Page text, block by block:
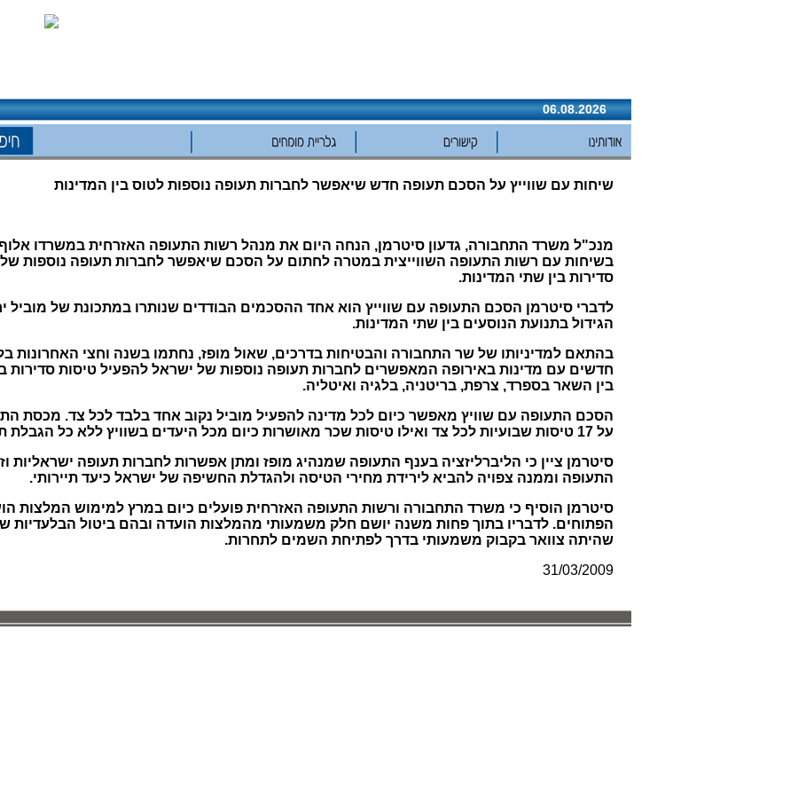
06.08.2026
שיחות עם שווייץ על הסכם תעופה חדש שיאפשר לחברות תעופה נוספות לטוס בין המדינות
מנכ"ל משרד התחבורה, גדעון סיטרמן, הנחה היום את מנהל רשות התעופה האזרחית במשרדו אלוף
בשיחות עם רשות התעופה השווייצית במטרה לחתום על הסכם שיאפשר לחברות תעופה נוספות של
סדירות בין שתי המדינות.
לדברי סיטרמן הסכם התעופה עם שווייץ הוא אחד ההסכמים הבודדים שנותרו במתכונת של מוביל
הגידול בתנועת הנוסעים בין שתי המדינות.
בהתאם למדיניותו של שר התחבורה והבטיחות בדרכים, שאול מופז, נחתמו בשנה וחצי האחרונות
חדשים עם מדינות באירופה המאפשרים לחברות תעופה נוספות של ישראל להפעיל טיסות סדירות
בין השאר בספרד, צרפת, בריטניה, בלגיה ואיטליה.
הסכם התעופה עם שוויץ מאפשר כיום לכל מדינה להפעיל מוביל נקוב אחד בלבד לכל צד. מכסת
על 17 טיסות שבועיות לכל צד ואילו טיסות שכר מאושרות כיום מכל היעדים בשוויץ ללא כל הגבלת תדירויות.
סיטרמן ציין כי הליברליזציה בענף התעופה שמנהיג מופז ומתן אפשרות לחברות תעופה ישראליות
התעופה וממנה צפויה להביא לירידת מחירי הטיסה ולהגדלת החשיפה של ישראל כיעד תיירותי.
סיטרמן הוסיף כי משרד התחבורה ורשות התעופה האזרחית פועלים כיום במרץ למימוש המלצות
הפתוחים. לדבריו בתוך פחות משנה יושם חלק משמעותי מהמלצות הועדה ובהם ביטול הבלעדיות
שהיתה צוואר בקבוק משמעותי בדרך לפתיחת השמים לתחרות.
31/03/2009